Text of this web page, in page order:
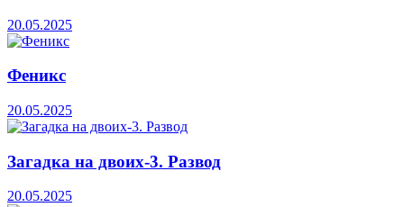
20.05.2025
Феникс
20.05.2025
Загадка на двоих-3. Развод
20.05.2025